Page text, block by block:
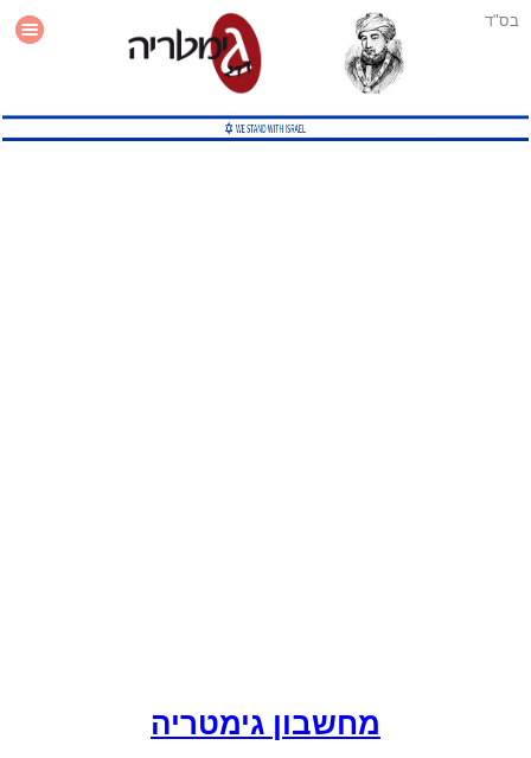
בס"ד
עזרה
מחשבון גימטריה